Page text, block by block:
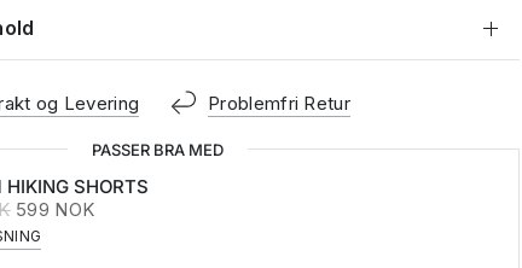
og Levering Problemfri Retur
PASSER BRA MED
HIKING SHORTS
599 NOK